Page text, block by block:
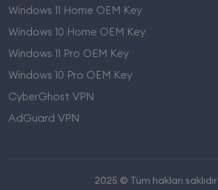
Windows 11 Home OEM Key
Windows 10 Home OEM Key
Windows 11 Pro OEM Key
Windows 10 Pro OEM Key
CyberGhost VPN
AdGuard VPN
2025 © Tüm hakları saklıdır